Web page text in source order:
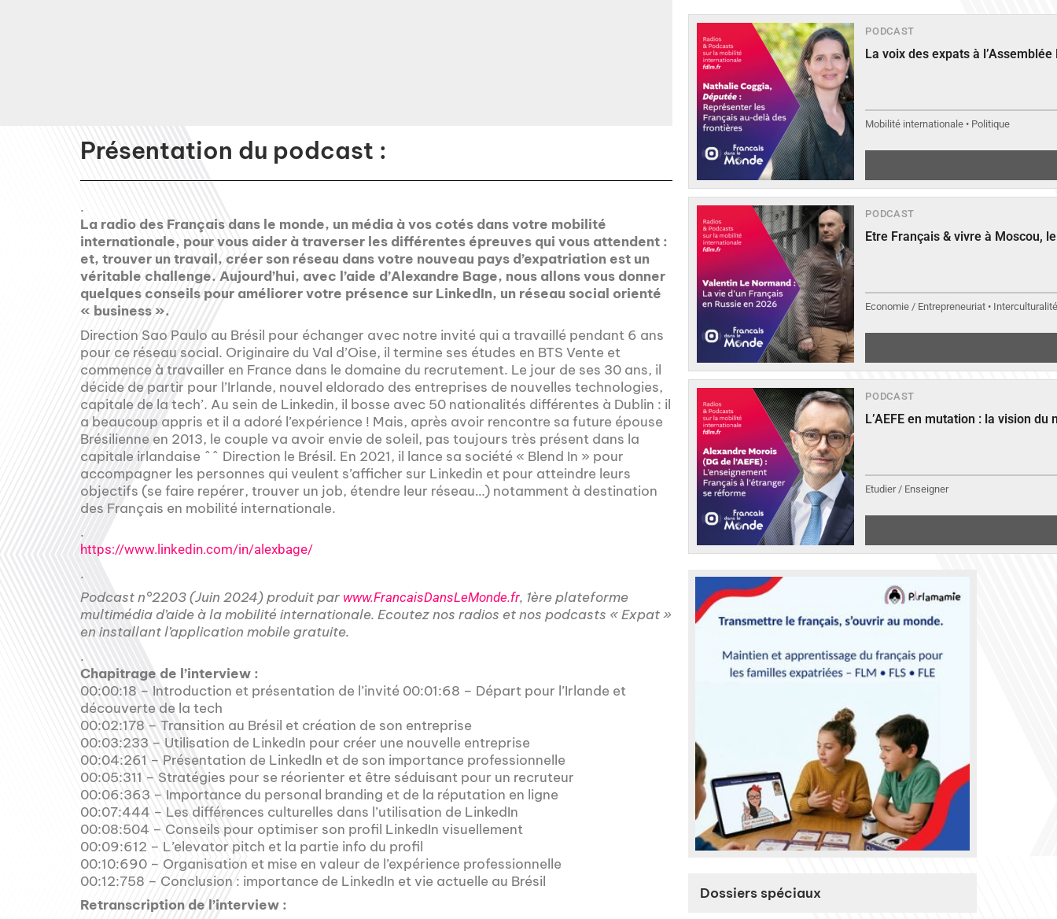
Présentation du podcast :
.
La radio des Français dans le monde, un média à vos cotés dans votre mobilité
internationale, pour vous aider à traverser les différentes épreuves qui vous attendent :
et, trouver un travail, créer son réseau dans votre nouveau pays d’expatriation est un
véritable challenge. Aujourd’hui, avec l’aide d’Alexandre Bage, nous allons vous donner
quelques conseils pour améliorer votre présence sur LinkedIn, un réseau social orienté
« business ».
Direction Sao Paulo au Brésil pour échanger avec notre invité qui a travaillé pendant 6 ans
pour ce réseau social. Originaire du Val d’Oise, il termine ses études en BTS Vente et
commence à travailler en France dans le domaine du recrutement. Le jour de ses 30 ans, il
décide de partir pour l’Irlande, nouvel eldorado des entreprises de nouvelles technologies,
capitale de la tech’. Au sein de Linkedin, il bosse avec 50 nationalités différentes à Dublin : il
a beaucoup appris et il a adoré l’expérience ! Mais, après avoir rencontre sa future épouse
Brésilienne en 2013, le couple va avoir envie de soleil, pas toujours très présent dans la
capitale irlandaise ^^ Direction le Brésil. En 2021, il lance sa société « Blend In » pour
accompagner les personnes qui veulent s’afficher sur Linkedin et pour atteindre leurs
objectifs (se faire repérer, trouver un job, étendre leur réseau…) notamment à destination
des Français en mobilité internationale.
.
https://www.linkedin.com/in/alexbage/
.
Podcast n°2203 (Juin 2024) produit par www.FrancaisDansLeMonde.fr, 1ère plateforme
multimédia d’aide à la mobilité internationale. Ecoutez nos radios et nos podcasts « Expat »
en installant l’application mobile gratuite.
.
Chapitrage de l’interview :
00:00:18 – Introduction et présentation de l’invité 00:01:68 – Départ pour l’Irlande et
découverte de la tech
00:02:178 – Transition au Brésil et création de son entreprise
00:03:233 – Utilisation de LinkedIn pour créer une nouvelle entreprise
00:04:261 – Présentation de LinkedIn et de son importance professionnelle
00:05:311 – Stratégies pour se réorienter et être séduisant pour un recruteur
00:06:363 – Importance du personal branding et de la réputation en ligne
00:07:444 – Les différences culturelles dans l’utilisation de LinkedIn
00:08:504 – Conseils pour optimiser son profil LinkedIn visuellement
00:09:612 – L’elevator pitch et la partie info du profil
00:10:690 – Organisation et mise en valeur de l’expérience professionnelle
00:12:758 – Conclusion : importance de LinkedIn et vie actuelle au Brésil
Retranscription de l’interview :
PODCAST
La voix des expats à
Mobilité internationale • Politique
PODCAST
Etre Français & vivre à Moscou,
Economie / Entrepreneuriat •
PODCAST
L’AEFE en mutation : la vision
Etudier / Enseigner
Dossiers spéciaux